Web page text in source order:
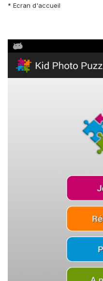
* Ecran d'accueil